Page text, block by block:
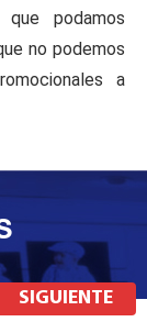
podamos
no podemos
a
SIGUIENTE